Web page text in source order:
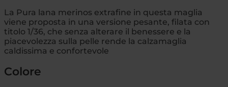
La Pura lana merinos extrafine in questa maglia
viene proposta in una versione pesante, filata con
titolo 1/36, che senza alterare il benessere e la
piacevolezza sulla pelle rende la calzamaglia
caldissima e confortevole
Colore